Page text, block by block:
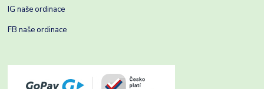
IG naše ordinace
FB naše ordinace